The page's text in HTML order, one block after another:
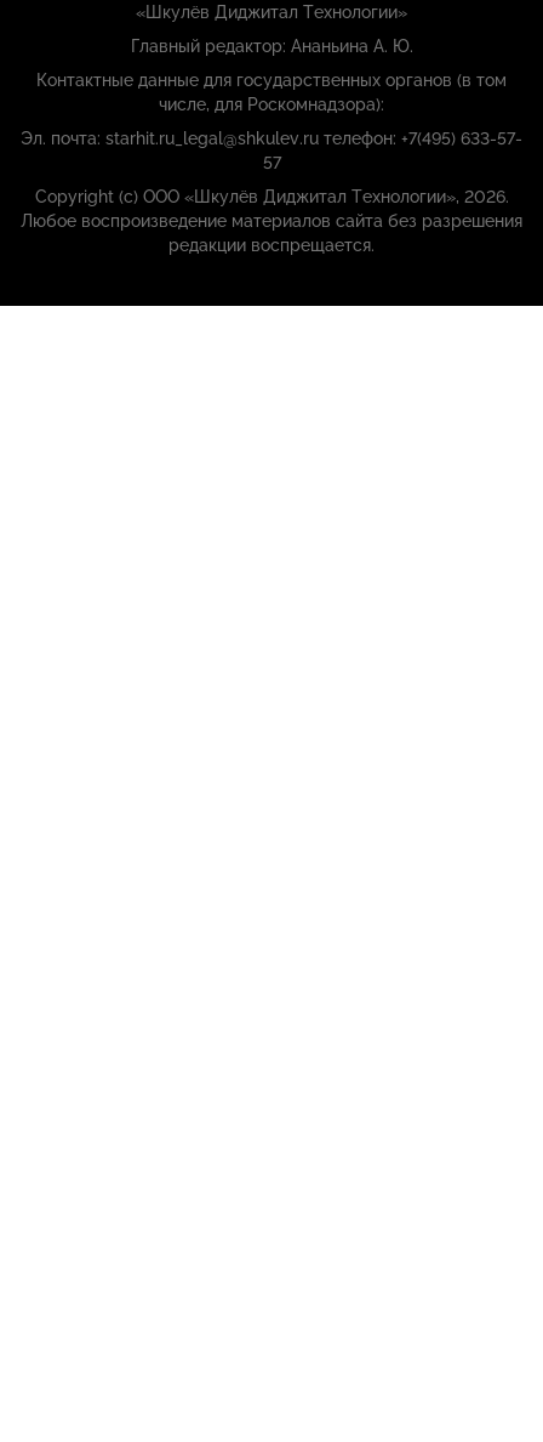
«Шкулёв Диджитал Технологии»
Главный редактор: Ананьина А. Ю.
Контактные данные для государственных органов (в том
числе, для Роскомнадзора):
Эл. почта: starhit.ru_legal@shkulev.ru телефон: +7(495) 633-57-
57
Copyright (с) ООО «Шкулёв Диджитал Технологии», 2026.
Любое воспроизведение материалов сайта без разрешения
редакции воспрещается.